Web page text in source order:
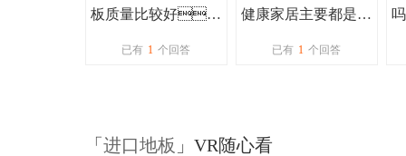
板质量比较好，
大家有推荐的北欧地
已有 1 个回答
健康家居主要都是经
营什么啊？谁知
已有 1 个回答
「 进口地板 」VR随心看